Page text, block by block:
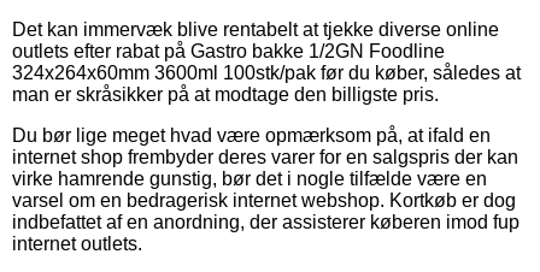
Det kan immervæk blive rentabelt at tjekke diverse online
outlets efter rabat på Gastro bakke 1/2GN Foodline
324x264x60mm 3600ml 100stk/pak før du køber, således at
man er skråsikker på at modtage den billigste pris.
Du bør lige meget hvad være opmærksom på, at ifald en
internet shop frembyder deres varer for en salgspris der kan
virke hamrende gunstig, bør det i nogle tilfælde være en
varsel om en bedragerisk internet webshop. Kortkøb er dog
indbefattet af en anordning, der assisterer køberen imod fup
internet outlets.